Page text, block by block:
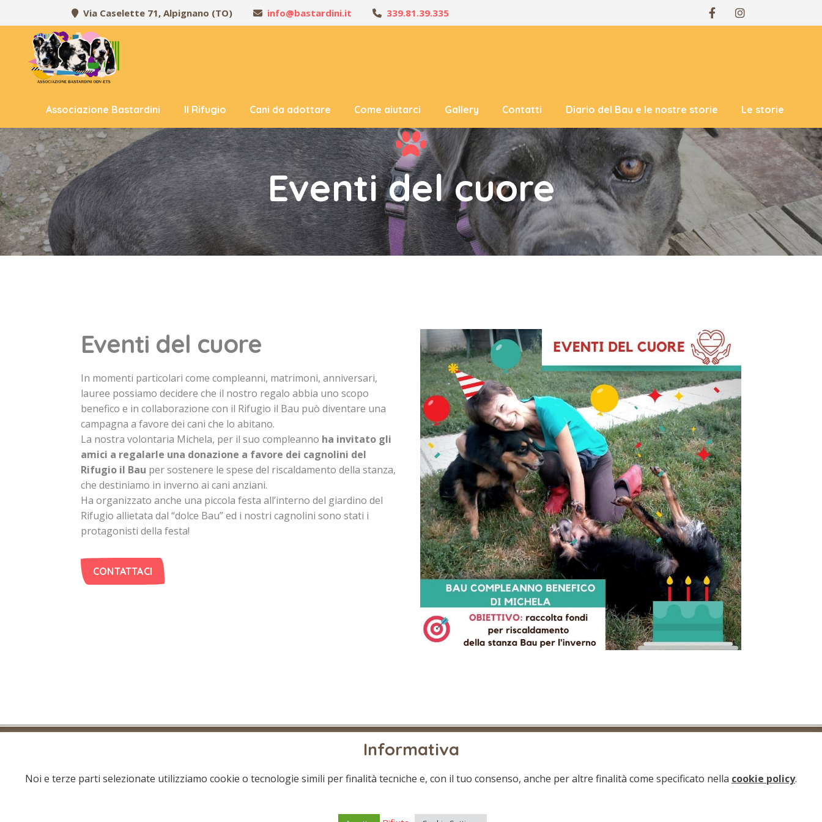
Via Caselette 71, Alpignano (TO) info@bastardini.it 339.81.39.335
Associazione Bastardini Il Rifugio Cani da adottare Come aiutarci Gallery Contatti Diario del Bau e le nostre storie Le storie
Eventi del cuore
Eventi del cuore
In momenti particolari come compleanni, matrimoni, anniversari,
lauree possiamo decidere che il nostro regalo abbia uno scopo
benefico e in collaborazione con il Rifugio il Bau può diventare una
campagna a favore dei cani che lo abitano.
La nostra volontaria Michela, per il suo compleanno ha invitato gli
amici a regalarle una donazione a favore dei cagnolini del
Rifugio il Bau per sostenere le spese del riscaldamento della stanza,
che destiniamo in inverno ai cani anziani.
Ha organizzato anche una piccola festa all’interno del giardino del
Rifugio allietata dal “dolce Bau” ed i nostri cagnolini sono stati i
protagonisti della festa!
CONTATTACI
Informativa
Noi e terze parti selezionate utilizziamo cookie o tecnologie simili per finalità tecniche e, con il tuo consenso, anche per altre finalità come specificato nella cookie policy.